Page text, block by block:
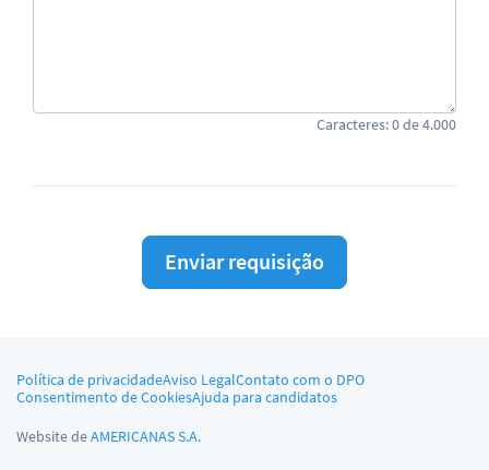
Caracteres:0de4.000
Enviar requisição
Política de privacidadeAviso LegalContato com o DPO
Consentimento de CookiesAjuda para candidatos
Website deAMERICANAS S.A.